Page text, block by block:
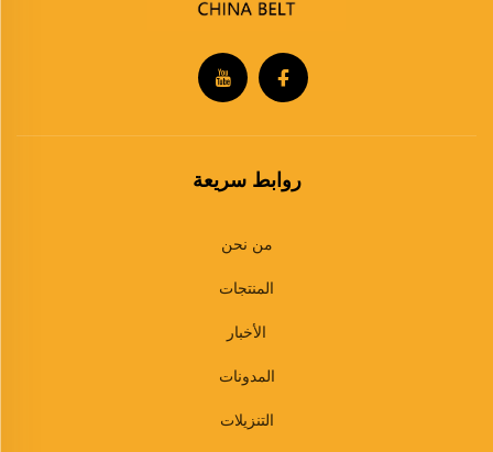
روابط سريعة
من نحن
المنتجات
الأخبار
المدونات
التنزيلات